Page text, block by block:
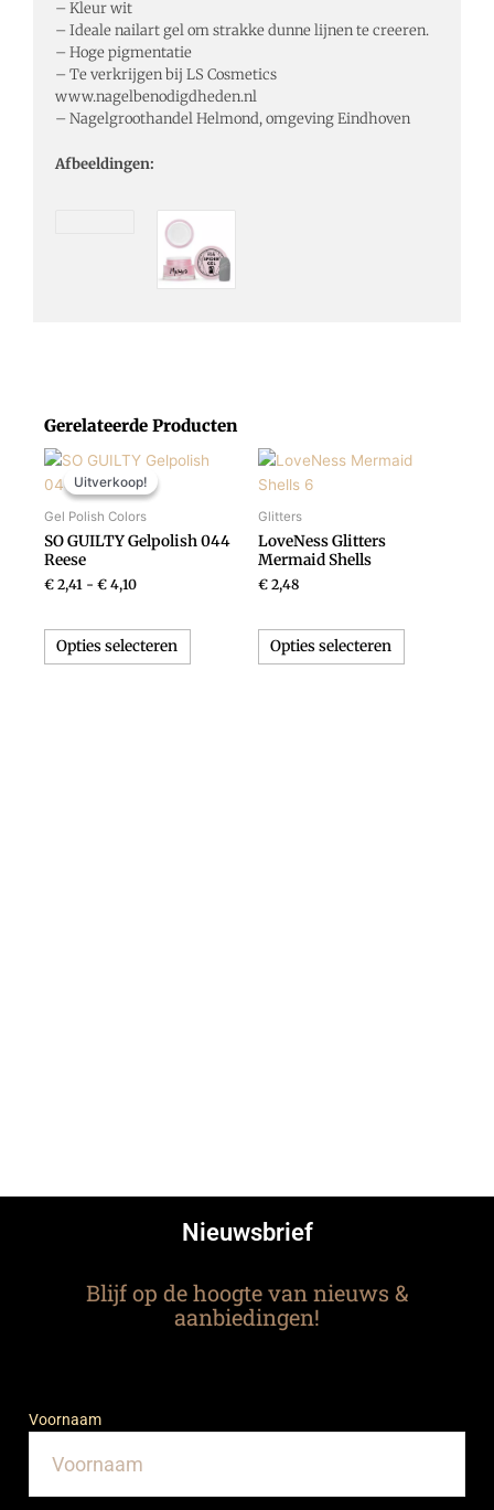
– Kleur wit
– Ideale nailart gel om strakke dunne lijnen te creeren.
– Hoge pigmentatie
– Te verkrijgen bij LS Cosmetics
www.nagelbenodigdheden.nl
– Nagelgroothandel Helmond, omgeving Eindhoven
Afbeeldingen:
Gerelateerde Producten
Uitverkoop!
Uitverkoop!
Gel Polish Colors
SO GUILTY Gelpolish 044
Reese
€ 2,41 - € 4,10
Prijsklasse:
€ 2,41
tot
Opties selecteren
Dit
meerdere
kan
Glitters
LoveNess Glitters
Mermaid Shells
€ 2,48
Opties selecteren
Dit
kan
Nieuwsbrief
Blijf op de hoogte van nieuws &
aanbiedingen!
Voornaam